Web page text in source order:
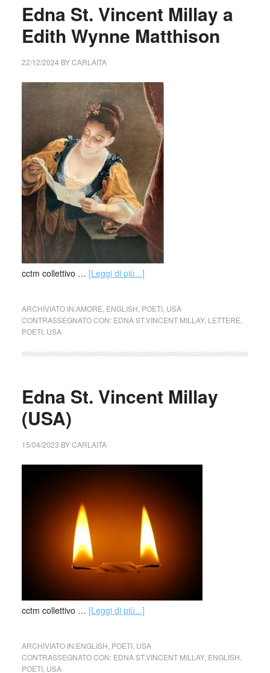
Edna St. Vincent Millay a
Edith Wynne Matthison
22/12/2024 BYCARLAITA
cctm collettivo … [Leggi di più...]
ARCHIVIATO IN:AMORE ENGLISH POETI, USA
CONTRASSEGNATO CON: EDNA ST.VINCENT MILLAY, LETTERE
POETI, USA
Edna St. Vincent Millay
(USA)
15/04/2023 BYCARLAITA
cctm collettivo … [Leggi di più...]
ARCHIVIATO IN:ENGLISH POETI, USA
CONTRASSEGNATO CON: EDNA ST.VINCENT MILLAY, ENGLISH
POETI, USA